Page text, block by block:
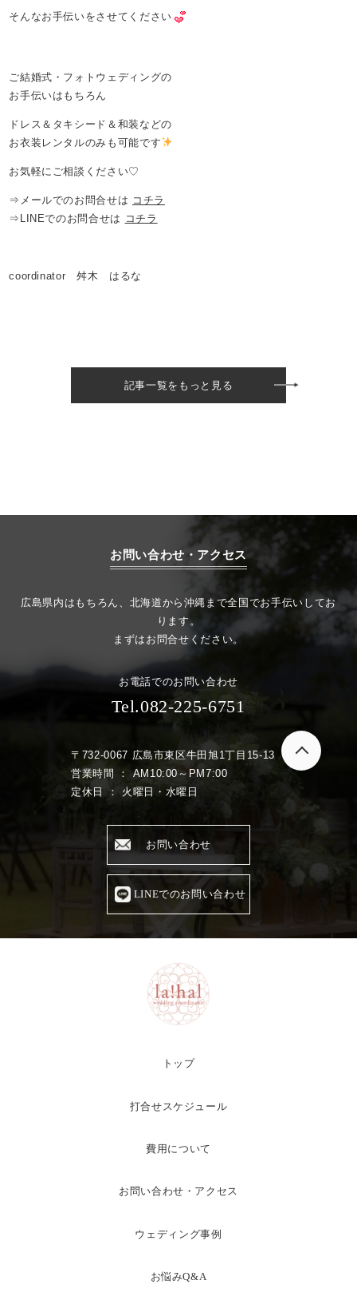
そんなお手伝いをさせてください
ご結婚式・フォトウェディングの
お手伝いはもちろん
ドレス＆タキシード＆和装などの
お衣装レンタルのみも可能です
お気軽にご相談ください♡
⇒メールでのお問合せは コチラ
⇒LINEでのお問合せは コチラ
coordinator 舛木 はるな
記事一覧をもっと見る
お問い合わせ・アクセス
広島県内はもちろん、北海道から沖縄まで全国でお手伝いしてお
ります。
まずはお問合せください。
お電話でのお問い合わせ
Tel.082-225-6751
〒732-0067 広島市東区牛田旭1丁目15-13
営業時間 ： AM10:00～PM7:00
定休日 ： 火曜日・水曜日
お問い合わせ
LINEでのお問い合わせ
トップ
打合せスケジュール
費用について
お問い合わせ・アクセス
ウェディング事例
お悩みQ&A